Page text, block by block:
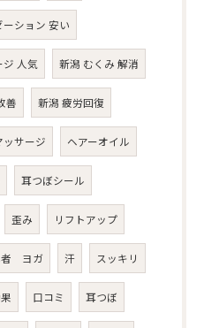
ション 安い
ジ 人気 新潟 むくみ 解消
善 新潟 疲労回復
ッサージ ヘアーオイル
耳つぼシール
歪み リフトアップ
者 ヨガ 汗 スッキリ
口コミ 耳つぼ